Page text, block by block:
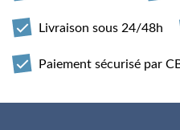
Livraison sous 24/48h
Paiement sécurisé par